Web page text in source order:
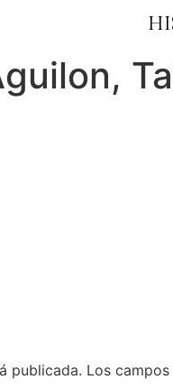
publicada. Los